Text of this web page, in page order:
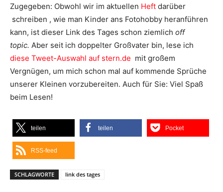
Zugegeben: Obwohl wir im aktuellen Heft darüber
schreiben , wie man Kinder ans Fotohobby heranführen
kann, ist dieser Link des Tages schon ziemlich off
topic. Aber seit ich doppelter Großvater bin, lese ich
diese Tweet-Auswahl auf stern.de mit großem
Vergnügen, um mich schon mal auf kommende Sprüche
unserer Kleinen vorzubereiten. Auch für Sie: Viel Spaß
beim Lesen!
teilen teilen Pocket
RSS-feed
SCHLAGWORTE link des tages